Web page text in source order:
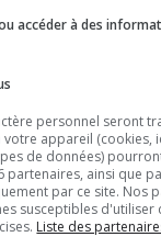
accéder à des
personnel seront
votre appareil (cookies,
de données)
partenaires, ainsi que
par ce site. Nos
susceptibles d'utiliser
Liste des